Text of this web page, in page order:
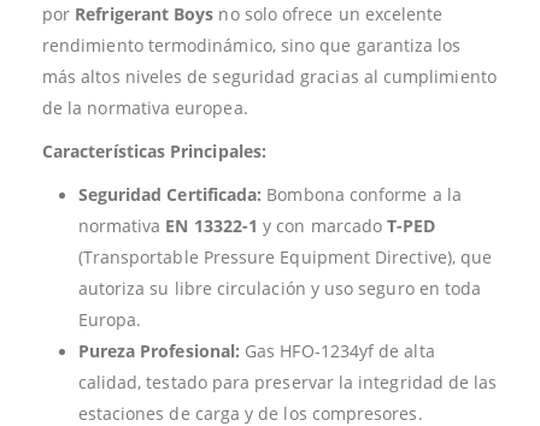
por Refrigerant Boys no solo ofrece un excelente
rendimiento termodinámico, sino que garantiza los
más altos niveles de seguridad gracias al cumplimiento
de la normativa europea.
Características Principales:
Seguridad Certificada: Bombona conforme a la
normativa EN 13322-1 y con marcadoT-PED
(Transportable Pressure Equipment Directive), que
autoriza su libre circulación y uso seguro en toda
Europa.
Pureza Profesional: Gas HFO-1234yf de alta
calidad, testado para preservar la integridad de las
estaciones de carga y de los compresores.